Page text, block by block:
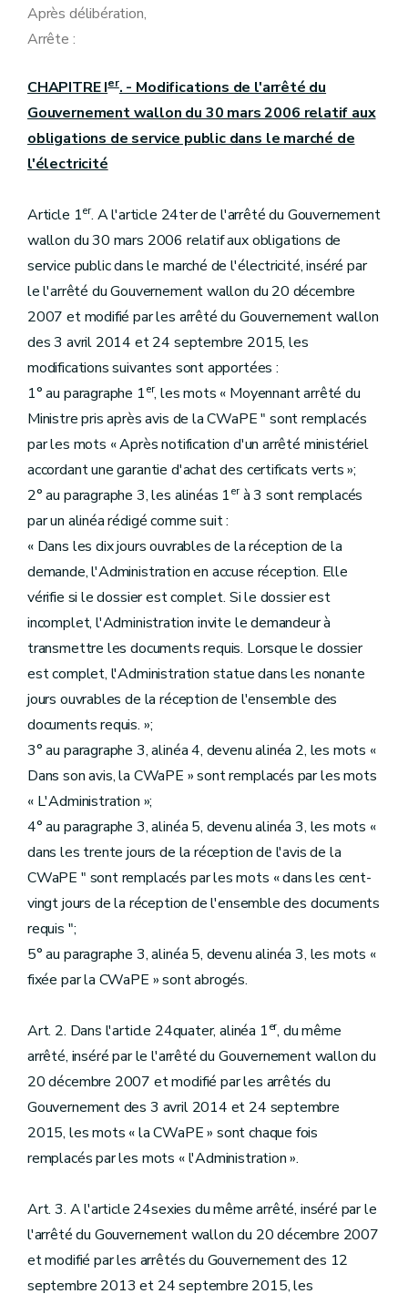
Après délibération,
Arrête :
CHAPITRE Ier. - Modifications de l'arrêté du
Gouvernement wallon du 30 mars 2006 relatif aux
obligations de service public dans le marché de
l'électricité
Article 1er. A l'article 24ter de l'arrêté du Gouvernement
wallon du 30 mars 2006 relatif aux obligations de
service public dans le marché de l'électricité, inséré par
le l'arrêté du Gouvernement wallon du 20 décembre
2007 et modifié par les arrêté du Gouvernement wallon
des 3 avril 2014 et 24 septembre 2015, les
modifications suivantes sont apportées :
1° au paragraphe 1er, les mots « Moyennant arrêté du
Ministre pris après avis de la CWaPE " sont remplacés
par les mots « Après notification d'un arrêté ministériel
accordant une garantie d'achat des certificats verts »;
2° au paragraphe 3, les alinéas 1erà 3 sont remplacés
par un alinéa rédigé comme suit :
« Dans les dix jours ouvrables de la réception de la
demande, l'Administration en accuse réception. Elle
vérifie si le dossier est complet. Si le dossier est
incomplet, l'Administration invite le demandeur à
transmettre les documents requis. Lorsque le dossier
est complet, l'Administration statue dans les nonante
jours ouvrables de la réception de l'ensemble des
documents requis. »;
3° au paragraphe 3, alinéa 4, devenu alinéa 2, les mots «
Dans son avis, la CWaPE » sont remplacés par les mots
« L'Administration »;
4° au paragraphe 3, alinéa 5, devenu alinéa 3, les mots «
dans les trente jours de la réception de l'avis de la
CWaPE " sont remplacés par les mots « dans les cent-
vingt jours de la réception de l'ensemble des documents
requis ";
5° au paragraphe 3, alinéa 5, devenu alinéa 3, les mots «
fixée par la CWaPE » sont abrogés.
Art. 2. Dans l'article 24quater, alinéa 1er, du même
arrêté, inséré par le l'arrêté du Gouvernement wallon du
20 décembre 2007 et modifié par les arrêtés du
Gouvernement des 3 avril 2014 et 24 septembre
2015, les mots « la CWaPE » sont chaque fois
remplacés par les mots « l'Administration ».
Art. 3. A l'article 24sexies du même arrêté, inséré par le
l'arrêté du Gouvernement wallon du 20 décembre 2007
et modifié par les arrêtés du Gouvernement des 12
septembre 2013 et 24 septembre 2015, les